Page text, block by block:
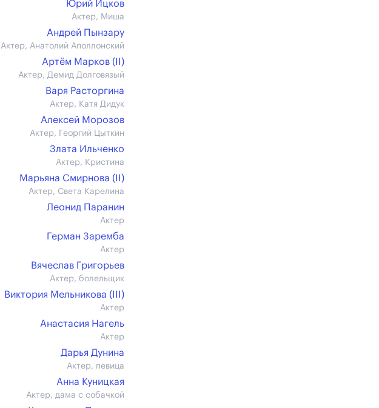
Юрий Ицков
Актер, Миша
Андрей Пынзару
Актер, Анатолий Аполлонский
Артём Марков (II)
Актер, Демид Долговязый
Варя Расторгина
Актер, Катя Дидук
Алексей Морозов
Актер, Георгий Цыткин
Злата Ильченко
Актер, Кристина
Марьяна Смирнова (II)
Актер, Света Карелина
Леонид Паранин
Актер
Герман Заремба
Актер
Вячеслав Григорьев
Актер, болельщик
Виктория Мельникова (III)
Актер
Анастасия Нагель
Актер
Дарья Дунина
Актер, певица
Анна Куницкая
Актер, дама с собачкой